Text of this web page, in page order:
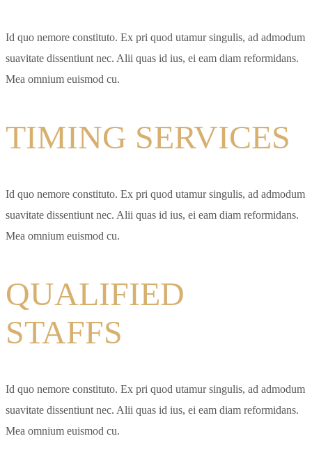
Id quo nemore constituto. Ex pri quod utamur singulis, ad admodum
suavitate dissentiunt nec. Alii quas id ius, ei eam diam reformidans.
Mea omnium euismod cu.
TIMING SERVICES
Id quo nemore constituto. Ex pri quod utamur singulis, ad admodum
suavitate dissentiunt nec. Alii quas id ius, ei eam diam reformidans.
Mea omnium euismod cu.
QUALIFIED
STAFFS
Id quo nemore constituto. Ex pri quod utamur singulis, ad admodum
suavitate dissentiunt nec. Alii quas id ius, ei eam diam reformidans.
Mea omnium euismod cu.